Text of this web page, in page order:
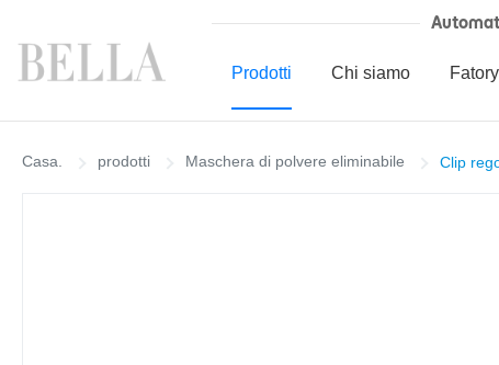
Prodotti Chi siamo
Casa. prodotti Maschera di polvere eliminabile Clip